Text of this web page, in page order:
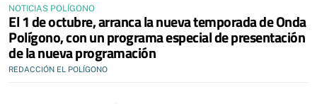
NOTICIAS POLÍGONO
El 1 de octubre, arranca la nueva temporada de Onda
Polígono, con un programa especial de presentación
de la nueva programación
REDACCIÓN EL POLÍGONO